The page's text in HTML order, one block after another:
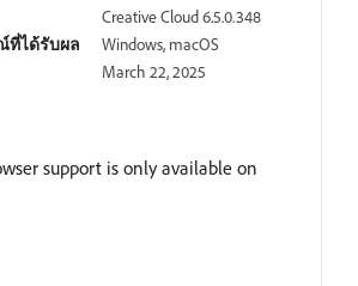
Creative Cloud 6.5.0.348
ที่ได้รับผล
Windows, macOS
March 22, 2025
support is only available on